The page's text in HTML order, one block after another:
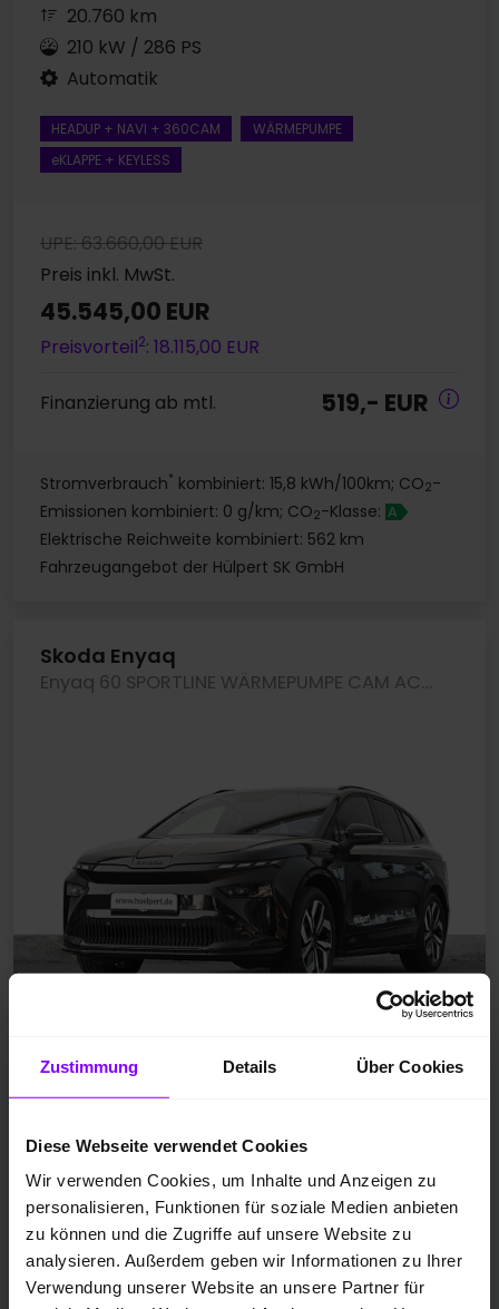
Zustimmung Details Über Cookies
Diese Webseite verwendet Cookies
Wir verwenden Cookies, um Inhalte und Anzeigen zu
personalisieren, Funktionen für soziale Medien anbieten
zu können und die Zugriffe auf unsere Website zu
analysieren. Außerdem geben wir Informationen zu Ihrer
Verwendung unserer Website an unsere Partner für
20.760 km
210 kW / 286 PS
Automatik
HEADUP + NAVI + 360CAM
WÄRMEPUMPE
eKLAPPE + KEYLESS
UPE: 63.660,00 EUR
Preis inkl. MwSt.
45.545,00 EUR
Preisvorteil2: 18.115,00 EUR
Finanzierung ab mtl. 519,- EUR
Stromverbrauch* kombiniert: 15,8 kWh/100km; CO2-
Emissionen kombiniert: 0 g/km; CO2-Klasse: A
Elektrische Reichweite kombiniert: 562 km
Fahrzeugangebot der Hülpert SK GmbH
Skoda Enyaq
Enyaq 60 SPORTLINE WÄRMEPUMPE CAM ACC LM20 NAVI
Elektro
EZ 06.2025
Schwarz-Magic Perleffekt
12.710 km
150 kW / 204 PS
Automatik